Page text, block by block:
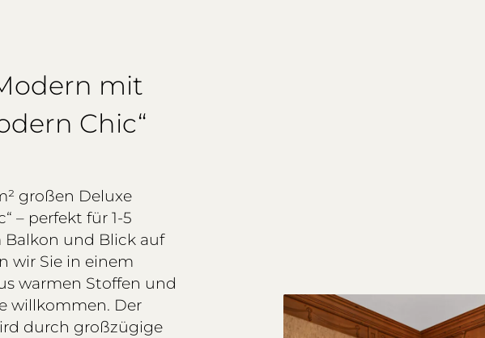
mit
Chic“
großen Deluxe
– perfekt für 1-5
Balkon und Blick auf
wir Sie in einem
warmen Stoffen und
willkommen. Der
durch großzügige